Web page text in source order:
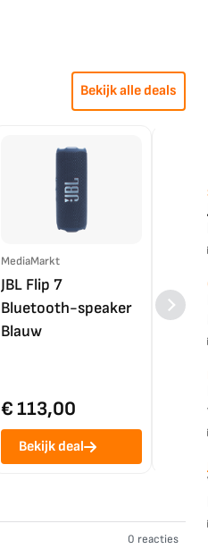
Bekijk alle deals
MediaMarkt
JBL Flip 7
Bluetooth-speaker
Blauw
€ 113,00
Bekijk deal
LG
4K
€
0 reacties